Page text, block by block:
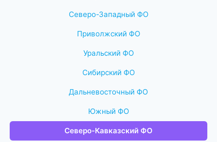
Северо-Западный ФО
Приволжский ФО
Уральский ФО
Сибирский ФО
Дальневосточный ФО
Южный ФО
Северо-Кавказский ФО